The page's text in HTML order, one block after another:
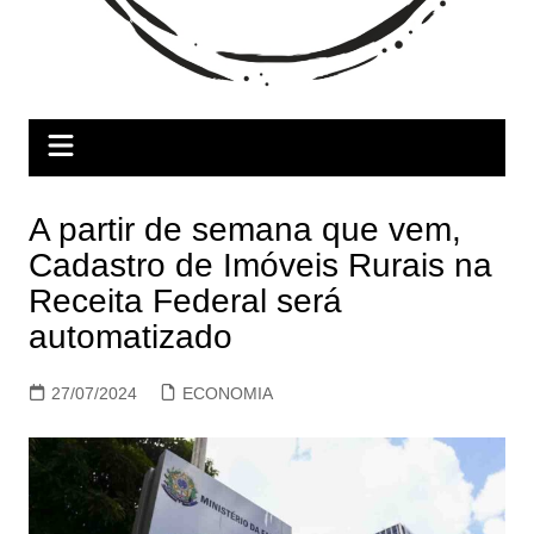
A partir de semana que vem,
Cadastro de Imóveis Rurais na
Receita Federal será
automatizado
27/07/2024 ECONOMIA